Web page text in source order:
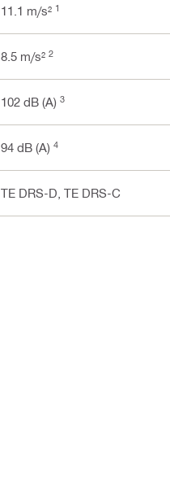
11.1 m/s² 1
8.5 m/s² 2
102 dB (A) 3
94 dB (A) 4
TE DRS-D, TE DRS-C